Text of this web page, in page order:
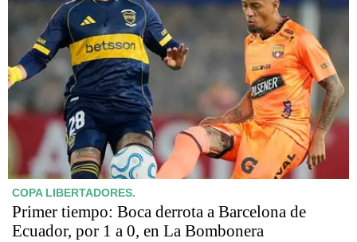
COPA LIBERTADORES.
Primer tiempo: Boca derrota a Barcelona de
Ecuador, por 1 a 0, en La Bombonera